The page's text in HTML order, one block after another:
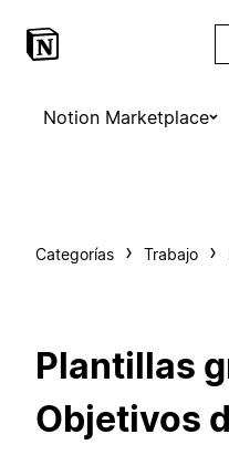
Notion Marketplace
Categorías Trabajo
Plantillas
Objetivos